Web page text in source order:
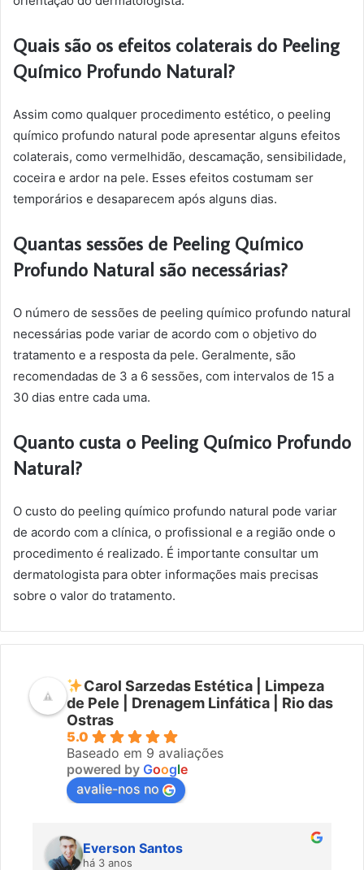
Quais são os efeitos colaterais do Peeling
Químico Profundo Natural?
Assim como qualquer procedimento estético, o peeling
químico profundo natural pode apresentar alguns efeitos
colaterais, como vermelhidão, descamação, sensibilidade,
coceira e ardor na pele. Esses efeitos costumam ser
temporários e desaparecem após alguns dias.
Quantas sessões de Peeling Químico
Profundo Natural são necessárias?
O número de sessões de peeling químico profundo natural
necessárias pode variar de acordo com o objetivo do
tratamento e a resposta da pele. Geralmente, são
recomendadas de 3 a 6 sessões, com intervalos de 15 a
30 dias entre cada uma.
Quanto custa o Peeling Químico Profundo
Natural?
O custo do peeling químico profundo natural pode variar
de acordo com a clínica, o profissional e a região onde o
procedimento é realizado. É importante consultar um
dermatologista para obter informações mais precisas
sobre o valor do tratamento.
Carol Sarzedas Estética | Limpeza
de Pele | Drenagem Linfática | Rio das
Ostras
5.0
Baseado em 9 avaliações
powered by Google
avalie-nos no
Everson Santos
há 3 anos